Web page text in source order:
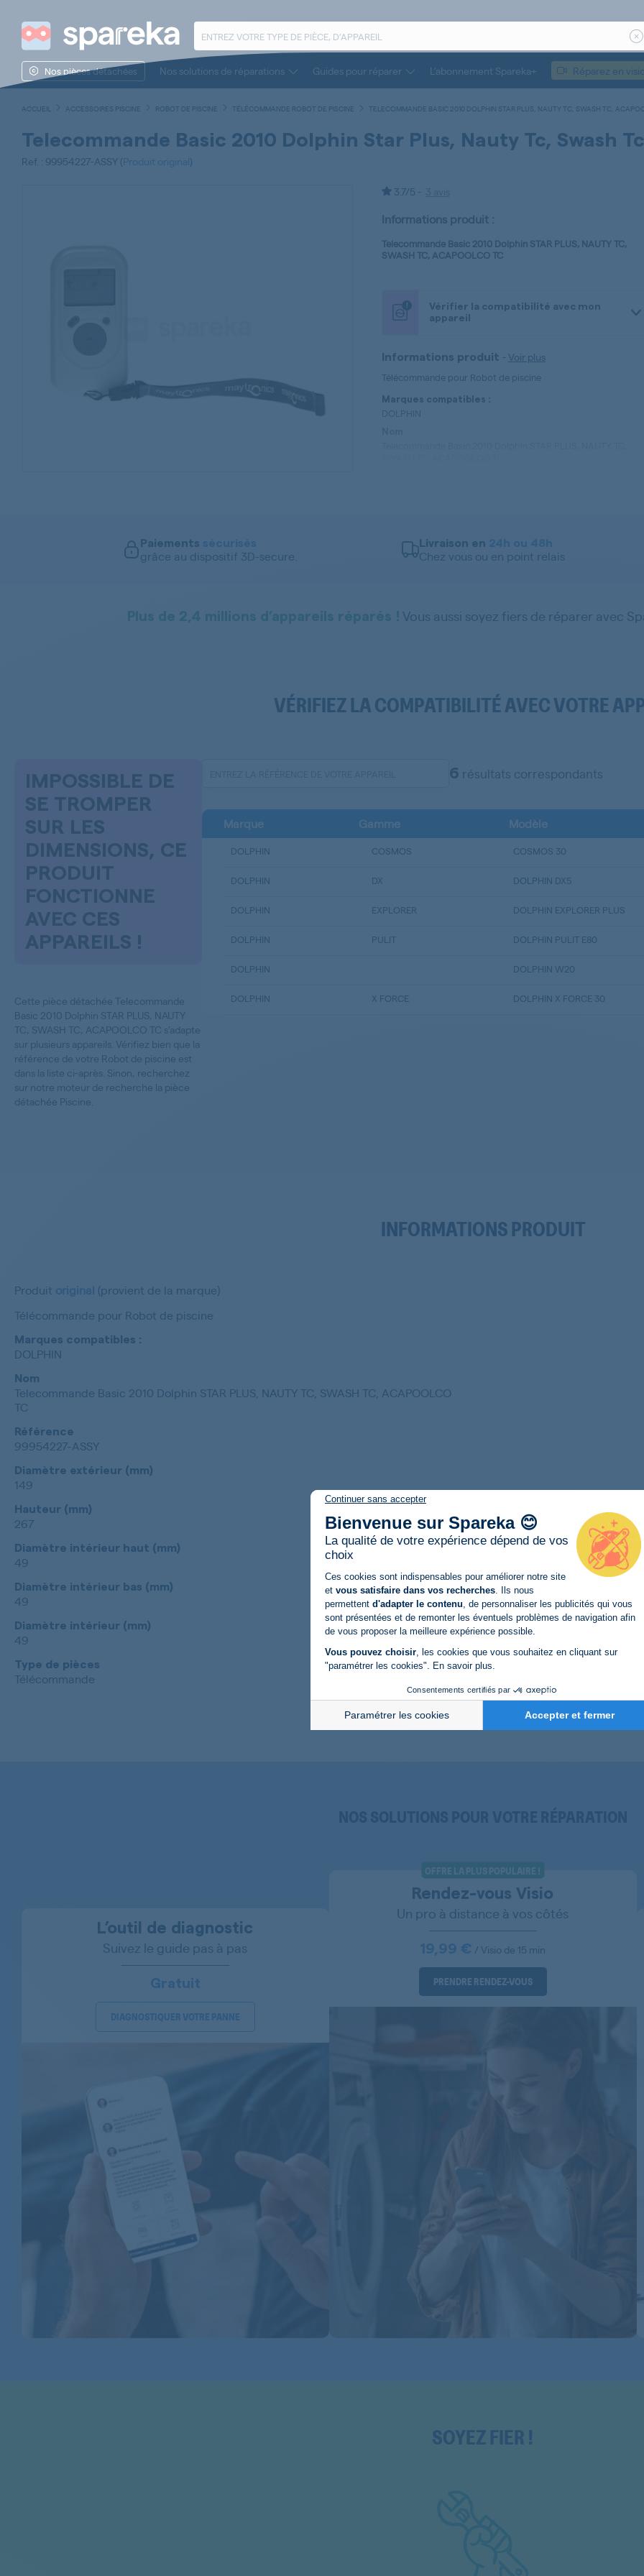
Continuer sans accepter
Bienvenue sur Spareka 😊
La qualité de votre expérience dépend de vos
choix
Plateforme de Gestion du
Ces cookies sont indispensables pour améliorer notre site
et vous satisfaire dans vos recherches. Ils nous
permettent d'adapter le contenu, de personnaliser les publicités qui vous
sont présentées et de remonter les éventuels problèmes de navigation afin
de vous proposer la meilleure expérience possible.
Vous pouvez choisir, les cookies que vous souhaitez en cliquant sur
"paramétrer les cookies". En savoir plus.
Consentements certifiés par
Paramétrer les cookies Accepter et fermer
Axeptio consent
Nos pièces détachées Nos solutions de réparations Guides pour réparer L’abonnement Spareka+ Réparez en
ACCUEIL ACCESSOIRES PISCINE ROBOT DE PISCINE TÉLÉCOMMANDE ROBOT DE PISCINE TELECOMMANDE BASIC 2010 DOLPHIN STAR PLUS, NAUTY TC, SWASH TC,
Telecommande Basic 2010 Dolphin Star Plus, Nauty Tc, Swash
Ref. : 99954227-ASSY (Produit original)
3.7/5 -
Informations produit :
Telecommande Basic 2010 Dolphin STAR PLUS, NAUTY TC,
SWASH TC, ACAPOOLCO TC
!
Vérifier la compatibilité avec mon
appareil
Informations produit - Voir plus
Télécommande pour Robot de piscine
Marques compatibles :
Hauteur (mm)
Paiements sécurisés
grâce au dispositif 3D-secure.
Livraison en 24h ou 48h
Chez vous ou en point relais
Plus de 2,4 millions d’appareils réparés ! Vous aussi soyez fiers de réparer avec
VÉRIFIEZ LA COMPATIBILITÉ AVEC VOTRE
IMPOSSIBLE DE
SE TROMPER
SUR LES
DIMENSIONS, CE
PRODUIT
FONCTIONNE
AVEC CES
APPAREILS !
Cette pièce détachée Telecommande
Basic 2010 Dolphin STAR PLUS, NAUTY
TC, SWASH TC, ACAPOOLCO TC s’adapte
sur plusieurs appareils. Vérifiez bien que la
référence de votre Robot de piscine est
dans la liste ci-après. Sinon, recherchez
sur notre moteur de recherche la pièce
détachée Piscine
6 résultats correspondants
Marque Gamme Modèle
DOLPHIN COSMOS COSMOS 30
DOLPHIN DX DOLPHIN DX5
DOLPHIN EXPLORER DOLPHIN EXPLORER PLUS
DOLPHIN PULIT DOLPHIN PULIT E80
DOLPHIN DOLPHIN W20
DOLPHIN X FORCE DOLPHIN X FORCE 30
INFORMATIONS PRODUIT
Produit original (provient de la marque)
Télécommande pour Robot de piscine
Marques compatibles :
DOLPHIN
Nom
Telecommande Basic 2010 Dolphin STAR PLUS, NAUTY TC, SWASH TC, ACAPOOLCO
TC
Référence
99954227-ASSY
Diamètre extérieur (mm)
149
Hauteur (mm)
267
Diamètre intérieur haut (mm)
49
Diamètre intérieur bas (mm)
49
Diamètre intérieur (mm)
49
Type de pièces
Télécommande
OFFRE LA PLUS POPULAIRE !
Rendez-vous Visio
Un pro à distance à vos côtés
19,99 € / Visio de 15 min
PRENDRE RENDEZ-VOUS
L’outil de diagnostic
Suivez le guide pas à pas
Gratuit
DIAGNOSTIQUER VOTRE PANNE
SOYEZ FIER !